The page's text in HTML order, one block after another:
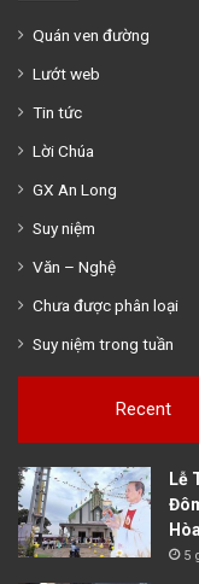
Quán ven đường
Lướt web
Tin tức
Lời Chúa
GX An Long
Suy niệm
Văn – Nghệ
Chưa được phân loại
Suy niệm trong tuần
Recent
Lễ
5